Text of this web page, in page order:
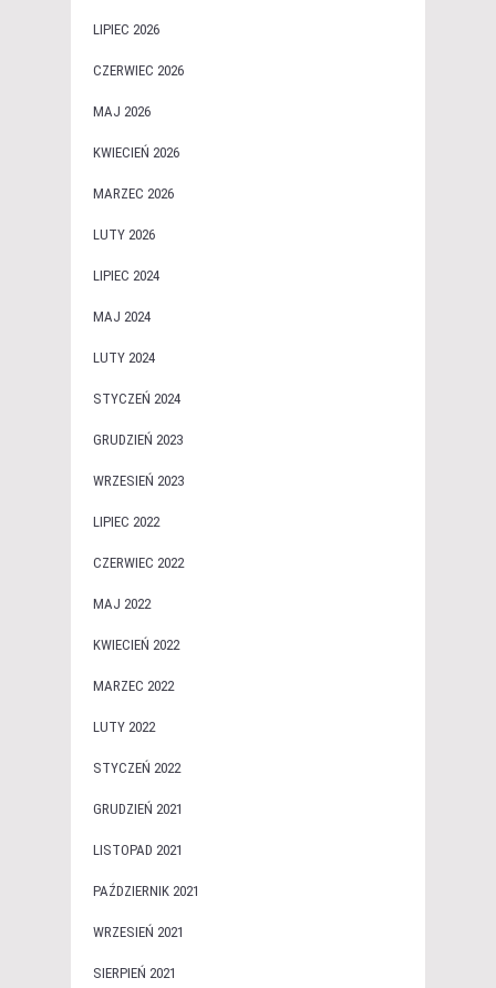
LIPIEC 2026
CZERWIEC 2026
MAJ 2026
KWIECIEŃ 2026
MARZEC 2026
LUTY 2026
LIPIEC 2024
MAJ 2024
LUTY 2024
STYCZEŃ 2024
GRUDZIEŃ 2023
WRZESIEŃ 2023
LIPIEC 2022
CZERWIEC 2022
MAJ 2022
KWIECIEŃ 2022
MARZEC 2022
LUTY 2022
STYCZEŃ 2022
GRUDZIEŃ 2021
LISTOPAD 2021
PAŹDZIERNIK 2021
WRZESIEŃ 2021
SIERPIEŃ 2021